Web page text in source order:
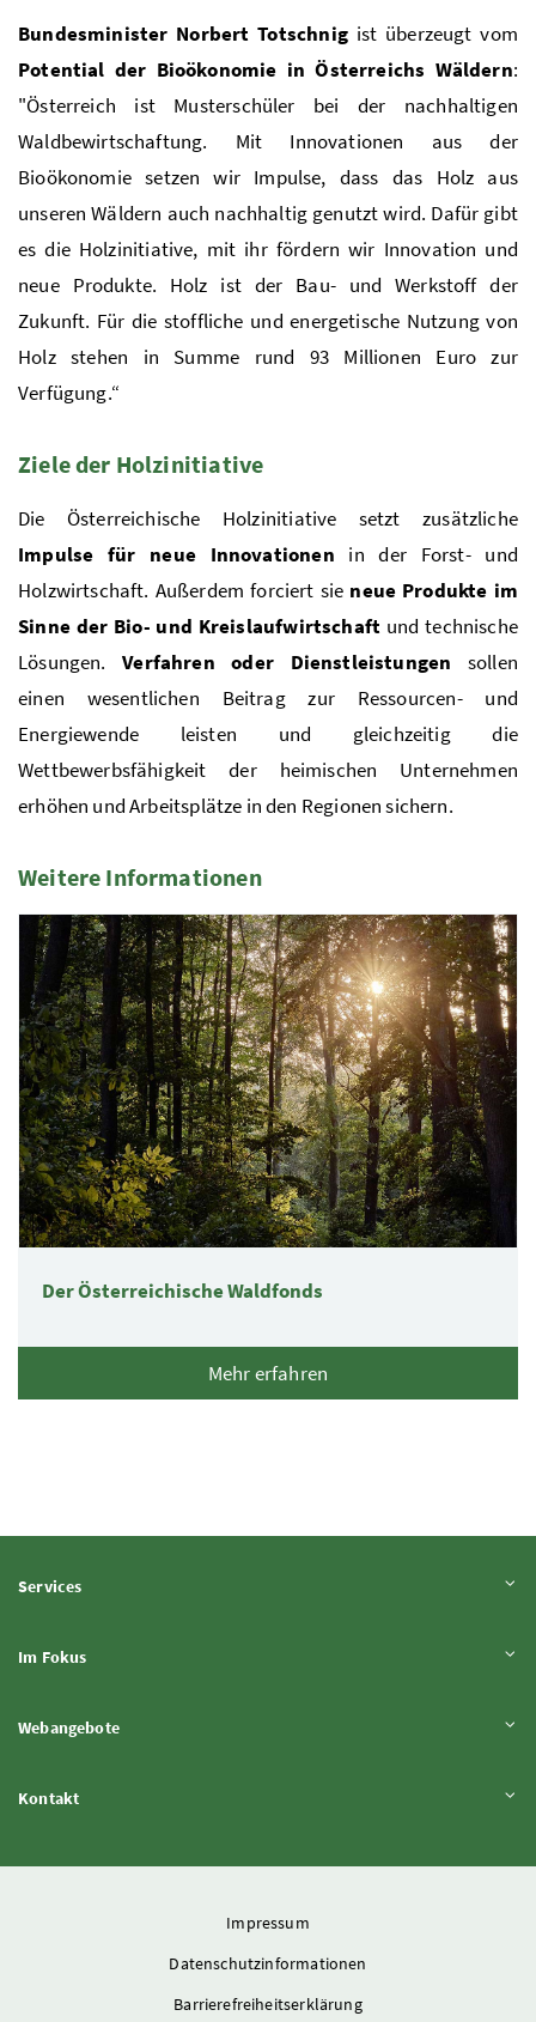
Bundesminister Norbert Totschnigist überzeugt vom
Potential der Bioökonomie in Österreichs Wäldern:
"Österreich ist Musterschüler bei der nachhaltigen
Waldbewirtschaftung. Mit Innovationen aus der
Bioökonomie setzen wir Impulse, dass das Holz aus
unseren Wäldern auch nachhaltig genutzt wird. Dafür gibt
es die Holzinitiative, mit ihr fördern wir Innovation und
neue Produkte. Holz ist der Bau- und Werkstoff der
Zukunft. Für die stoffliche und energetische Nutzung von
Holz stehen in Summe rund 93 Millionen Euro zur
Verfügung.“
Ziele der Holzinitiative
Die Österreichische Holzinitiative setzt zusätzliche
Impulse für neue Innovationen in der Forst- und
Holzwirtschaft. Außerdem forciert sie neue Produkte im
Sinne der Bio- und Kreislaufwirtschaft und technische
Lösungen.Verfahren oder Dienstleistungen sollen
einen wesentlichen Beitrag zur Ressourcen- und
Energiewende leisten und gleichzeitig die
Wettbewerbsfähigkeit der heimischen Unternehmen
erhöhen und Arbeitsplätze in den Regionen sichern.
Weitere Informationen
1 Elemente
Der Österreichische Waldfonds
Mehr erfahren
ServicesInhalt aufklappen
Im FokusInhalt aufklappen
WebangeboteInhalt aufklappen
KontaktInhalt aufklappen
Impressum
Datenschutzinformationen
Barrierefreiheitserklärung